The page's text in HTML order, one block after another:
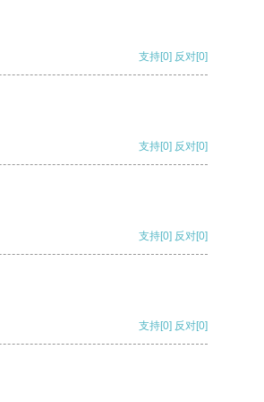
支持[0] 反对[0]
支持[0] 反对[0]
支持[0] 反对[0]
支持[0] 反对[0]